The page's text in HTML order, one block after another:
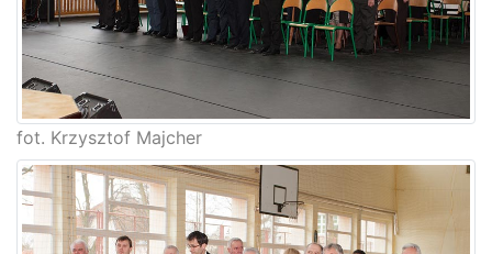
fot. Krzysztof Majcher